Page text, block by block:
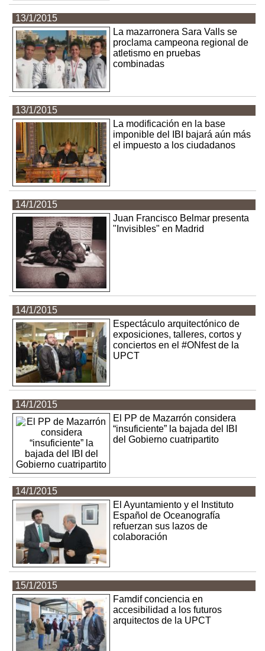
13/1/2015
La mazarronera Sara Valls se
proclama campeona regional de
atletismo en pruebas
combinadas
13/1/2015
La modificación en la base
imponible del IBI bajará aún más
el impuesto a los ciudadanos
14/1/2015
Juan Francisco Belmar presenta
"Invisibles" en Madrid
14/1/2015
Espectáculo arquitectónico de
exposiciones, talleres, cortos y
conciertos en el #ONfest de la
UPCT
14/1/2015
El PP de Mazarrón considera
“insuficiente” la bajada del IBI
del Gobierno cuatripartito
14/1/2015
El Ayuntamiento y el Instituto
Español de Oceanografía
refuerzan sus lazos de
colaboración
15/1/2015
Famdif conciencia en
accesibilidad a los futuros
arquitectos de la UPCT